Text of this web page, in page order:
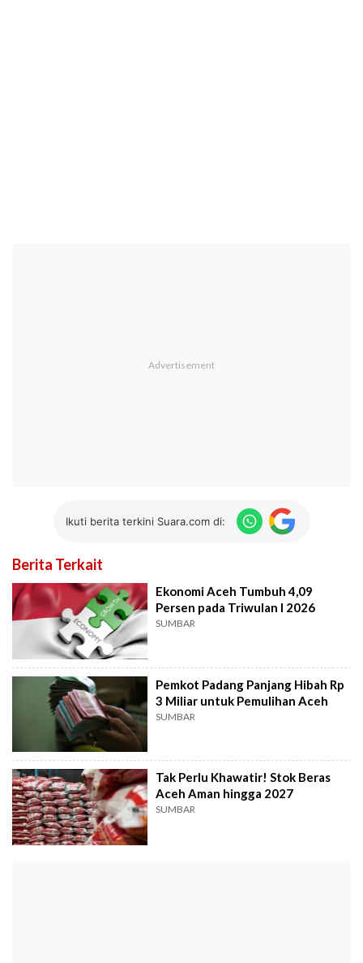
Ikuti berita terkini Suara.com di:
Berita Terkait
Ekonomi Aceh Tumbuh 4,09
Persen pada Triwulan I 2026
SUMBAR
Pemkot Padang Panjang Hibah Rp
3 Miliar untuk Pemulihan Aceh
SUMBAR
Tak Perlu Khawatir! Stok Beras
Aceh Aman hingga 2027
SUMBAR